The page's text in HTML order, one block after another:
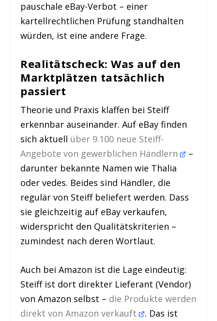
pauschale eBay-Verbot – einer
kartellrechtlichen Prüfung standhalten
würden, ist eine andere Frage.
Realitätscheck: Was auf den
Marktplätzen tatsächlich
passiert
Theorie und Praxis klaffen bei Steiff
erkennbar auseinander. Auf eBay finden
sich aktuell über 9.100 neue Steiff-
Angebote von gewerblichen Händlern
–
darunter bekannte Namen wie Thalia
oder vedes. Beides sind Händler, die
regulär von Steiff beliefert werden. Dass
sie gleichzeitig auf eBay verkaufen,
widerspricht den Qualitätskriterien –
zumindest nach deren Wortlaut.
Auch bei Amazon ist die Lage eindeutig:
Steiff ist dort direkter Lieferant (Vendor)
von Amazon selbst – die Produkte werden
direkt von Amazon verkauft . Das ist